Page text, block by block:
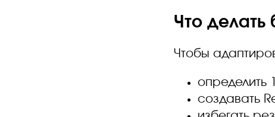
Что делать
Чтобы
определить
создавать